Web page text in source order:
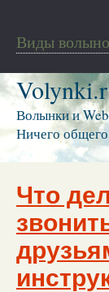
Виды
Волынки и
Ничего
Что